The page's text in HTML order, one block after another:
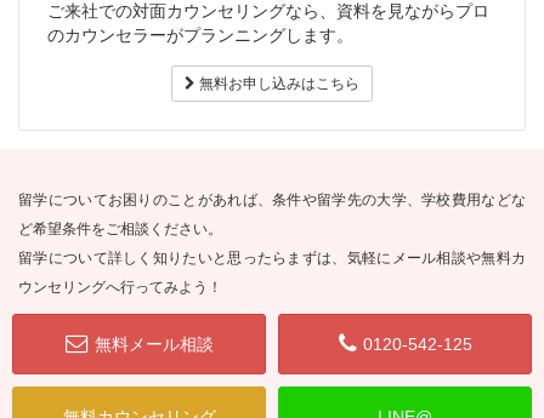
ご来社での対面カウンセリングなら、資料を見ながらプロ
のカウンセラーがプランニングします。
無料お申し込みはこちら
留学についてお困りのことがあれば、条件や留学先の大学、学校費用などな
ど希望条件をご相談ください。
留学について詳しく知りたいと思ったらまずは、気軽にメール相談や無料カ
ウンセリングへ行ってみよう！
無料メール相談 0120-542-125